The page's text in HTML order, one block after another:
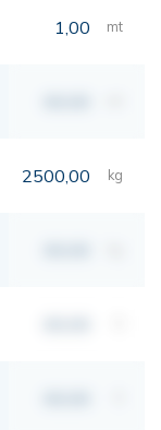
1,00 mt
2500,00 kg